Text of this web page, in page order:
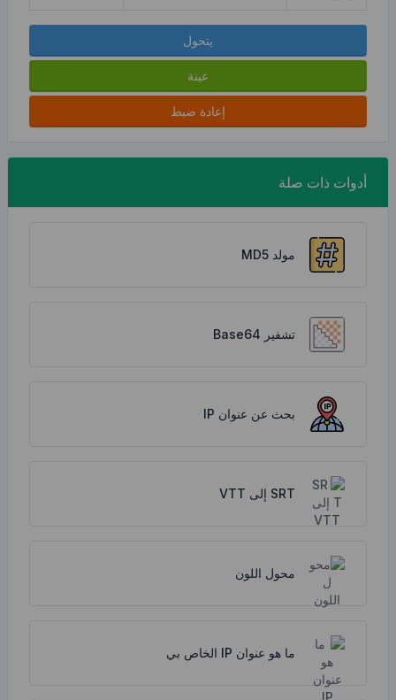
يتحول
عينة
إعادة ضبط
أدوات ذات صلة
مولد MD5
تشفير Base64
بحث عن عنوان IP
SRT إلى VTT
محول اللون
ما هو عنوان IP الخاص بي